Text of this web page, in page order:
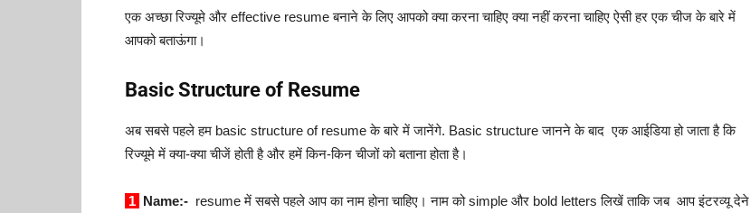
एक अच्छा रिज्यूमे और effective resume बनाने के लिए आपको क्या करना चाहिए क्या नहीं करना चाहिए ऐसी हर एक चीज के बारे में
आपको बताऊंगा।
Basic Structure of Resume
अब सबसे पहले हम basic structure of resume के बारे में जानेंगे. Basic structure जानने के बाद एक आईडिया हो जाता है कि
रिज्यूमे में क्या-क्या चीजें होती है और हमें किन-किन चीजों को बताना होता है।
1 Name:- resume में सबसे पहले आप का नाम होना चाहिए। नाम को simple और bold letters लिखें ताकि जब आप इंटरव्यू देने